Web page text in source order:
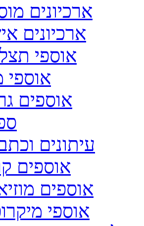
ארכיונים
ארכיונים
אוספי
אוספי
אוספים
עיתונים
אוספים
אוספים
אוספי